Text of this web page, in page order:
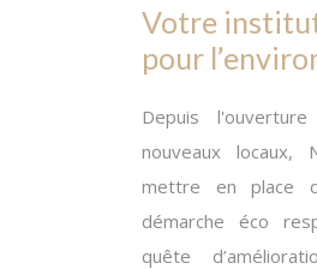
Votre institut
pour
Depuis
nouveaux locaux,
mettre en place
démarche éco
quête